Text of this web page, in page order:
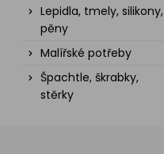
Lepidla, tmely, silikony,
pěny
Malířské potřeby
Špachtle, škrabky,
stěrky